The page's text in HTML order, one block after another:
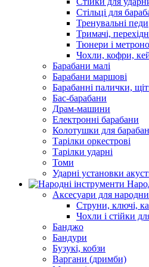
Стільці для
Тренувальні педи
Тримачі,
Тюнери і
Чохли, кофри,
Барабани малі
Барабани маршові
Барабанні палички,
Бас-барабани
Драм-машини
Електронні барабани
Колотушки для
Тарілки оркестрові
Тарілки ударні
Томи
Ударні установки
Аксесуари для
Струни, ключі,
Чохли і стійки
Банджо
Бандури
Бузукі, кобзи
Варгани (дримби)